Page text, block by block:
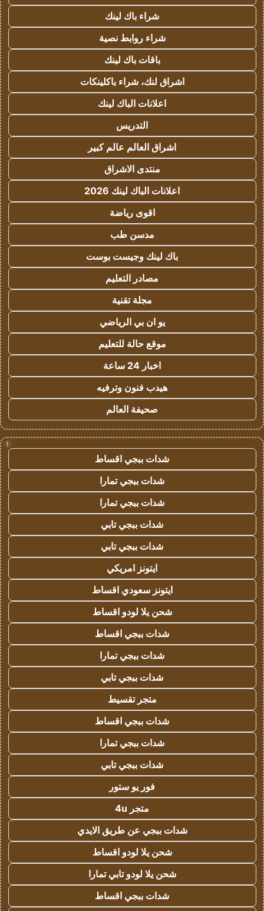
شراء باك لينك
شراء روابط نصية
باقات باك لينك
اشراق لنك، شراء باكلينكات
اعلانات الباك لينك
التدريس
اشراق العالم عالم كبير
منتدى الاشراق
اعلانات الباك لينك 2026
اقوى رياضة
مدسن طب
باك لينك وجيست بوست
مصادر التعليم
مجلة تقنية
يو ان بي الرياضي
موقع حالة للتعليم
اخبار 24 ساعة
هيدب فنون وترفيه
صحيفة العالم
!
شدات ببجي اقساط
شدات ببجي تمارا
شدات ببجي تمارا
شدات ببجي تابي
شدات ببجي تابي
ايتونز امريكي
ايتونز سعودي اقساط
شحن يلا لودو اقساط
شدات ببجي اقساط
شدات ببجي تمارا
شدات ببجي تابي
متجر تقسيط
شدات ببجي اقساط
شدات ببجي تمارا
شدات ببجي تابي
فور يو ستور
متجر 4u
شدات ببجي عن طريق الايدي
شحن يلا لودو اقساط
شحن يلا لودو تابي تمارا
شدات ببجي اقساط